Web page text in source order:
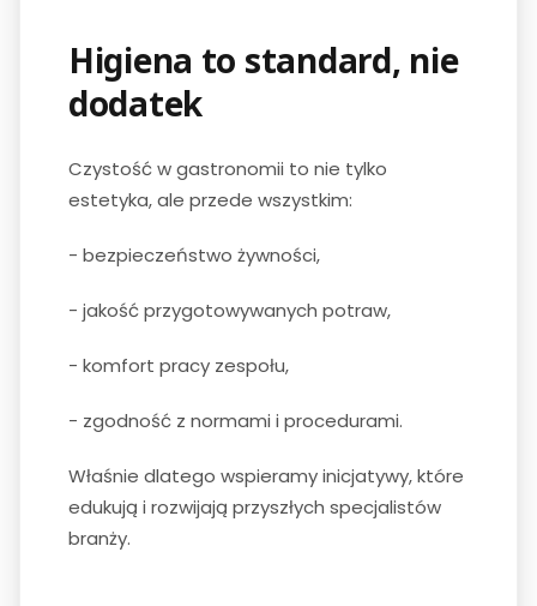
Higiena to standard, nie
dodatek
Czystość w gastronomii to nie tylko
estetyka, ale przede wszystkim:
- bezpieczeństwo żywności,
- jakość przygotowywanych potraw,
- komfort pracy zespołu,
- zgodność z normami i procedurami.
Właśnie dlatego wspieramy inicjatywy, które
edukują i rozwijają przyszłych specjalistów
branży.